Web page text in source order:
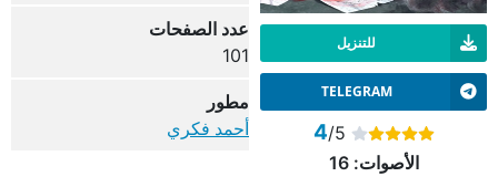
للتنزيل
TELEGRAM
4/5
الأصوات:16
عدد الصفحات
101
مطور
أحمد فكري